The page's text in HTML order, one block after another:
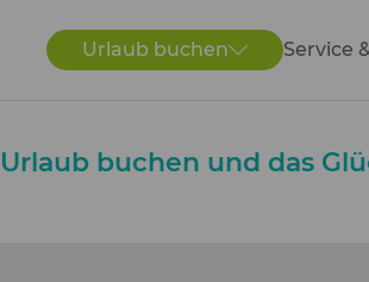
Urlaub buchen Service
Urlaub buchen und das